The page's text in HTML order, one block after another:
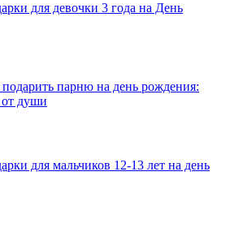
для девочки 3 года на День
парню на день рождения:
от души
для мальчиков 12-13 лет на день